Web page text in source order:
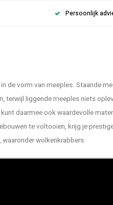
Persoonlijk
de vorm van meeples. Staande
terwijl liggende meeples niets
daarmee ook waardevolle
te voltooien, krijg je
wolkenkrabbers.